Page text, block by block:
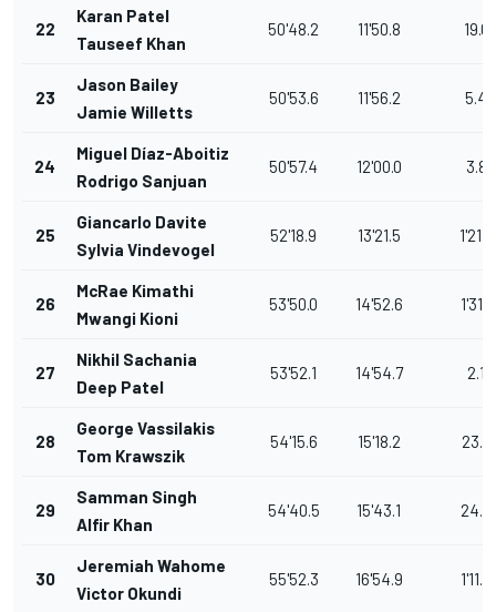
22
Karan Patel
Tauseef Khan
50'48.2 11'50.8 19.0
23
Jason Bailey
Jamie Willetts
50'53.6 11'56.2 5.4
24
Miguel Díaz-Aboitiz
Rodrigo Sanjuan
50'57.4 12'00.0 3.8
25
Giancarlo Davite
Sylvia Vindevogel
52'18.9 13'21.5 1'21.5
26
McRae Kimathi
Mwangi Kioni
53'50.0 14'52.6 1'31.1
27
Nikhil Sachania
Deep Patel
53'52.1 14'54.7 2.1
28
George Vassilakis
Tom Krawszik
54'15.6 15'18.2 23.5
29
Samman Singh
Alfir Khan
54'40.5 15'43.1 24.9
30
Jeremiah Wahome
Victor Okundi
55'52.3 16'54.9 1'11.8